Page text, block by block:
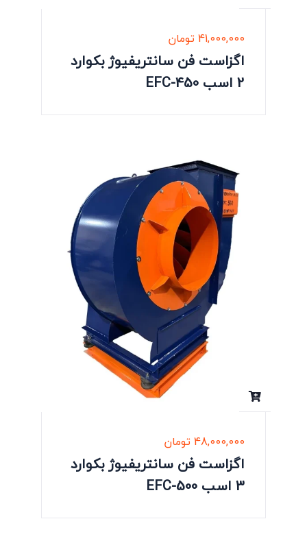
41,000,000تومان
اگزاست فن سانتریفیوژ بکوارد
2 اسب EFC-450
48,000,000تومان
اگزاست فن سانتریفیوژ بکوارد
3 اسب EFC-500